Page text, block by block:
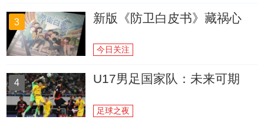
3 新版《防卫白皮书》藏祸心
今日关注
4 U17男足国家队：未来可期
足球之夜